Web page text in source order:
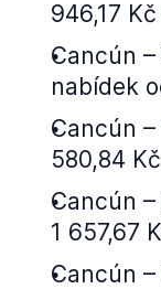
946,17
Cancún
nabídek
Cancún
580,84
Cancún
1 657,67
Cancún